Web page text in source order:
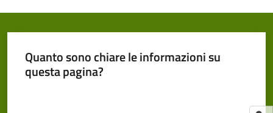
Quanto sono chiare le informazioni su
questa pagina?